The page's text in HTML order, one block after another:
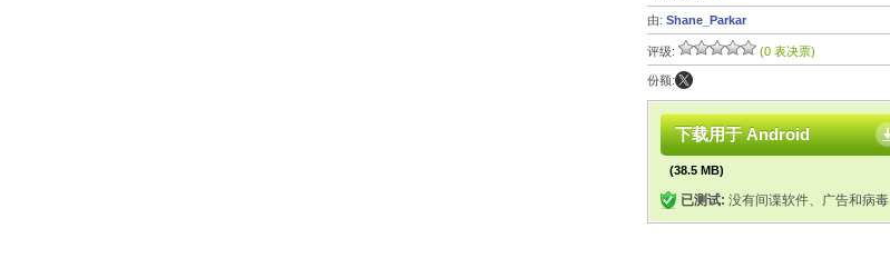
由: Shane_Parkar
评级: (0 表决票)
份额:
下载用于 Android
(38.5 MB)
已测试: 没有间谍软件、广告和病毒